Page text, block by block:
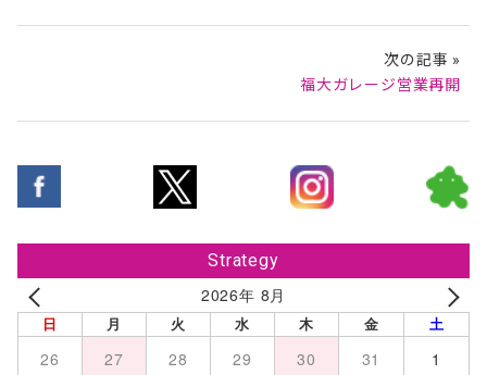
Strategy
2026年 8月
日 月 火 水 木 金 土
26 27 28 29 30 31
1
次の記事 »
福大ガレージ営業再開